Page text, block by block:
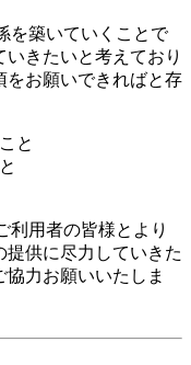
を築いていくことで
きたいと考えており
をお願いできればと存
と
利用者の皆様とより
提供に尽力していきた
力お願いいたしま